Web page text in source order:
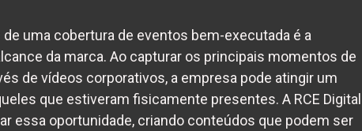
uma cobertura de eventos bem-executada é a
da marca. Ao capturar os principais momentos de
de vídeos corporativos, a empresa pode atingir um
que estiveram fisicamente presentes. A RCE Digital
essa oportunidade, criando conteúdos que podem ser